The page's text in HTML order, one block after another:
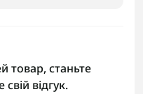
товар, станьте
відгук.